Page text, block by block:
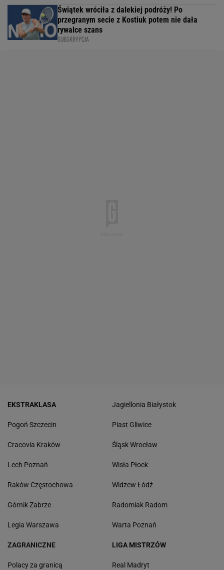
Świątek wróciła z dalekiej podróży! Po
przegranym secie z Kostiuk potem nie dała
rywalce szans
SUBSKRYPCJA
EKSTRAKLASA
Pogoń Szczecin
Cracovia Kraków
Lech Poznań
Raków Częstochowa
Górnik Zabrze
Legia Warszawa
Jagiellonia Białystok
Piast Gliwice
Śląsk Wrocław
Wisła Płock
Widzew Łódź
Radomiak Radom
Warta Poznań
ZAGRANICZNE
Polacy za granicą
LIGA MISTRZÓW
Real Madryt